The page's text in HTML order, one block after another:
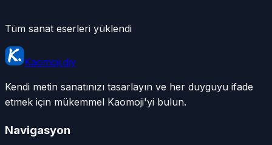
Tüm sanat eserleri yüklendi
Kaomoji.diy
Kendi metin sanatınızı tasarlayın ve her duyguyu ifade
etmek için mükemmel Kaomoji'yi bulun.
Navigasyon